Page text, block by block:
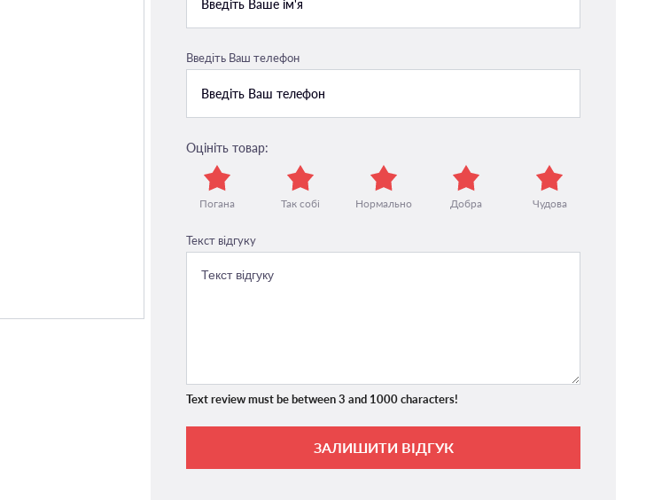
Введіть Ваш телефон
Оцініть товар:
Погана Так собі Нормально Добра Чудова
Текст відгуку
Text review must be between 3 and 1000 characters!
ЗАЛИШИТИ ВІДГУК